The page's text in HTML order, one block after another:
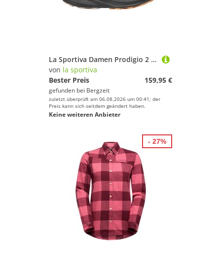
La Sportiva Damen Prodigio 2 Schuhe
von la sportiva
Bester Preis
159,95 €
gefunden bei Bergzeit
zuletzt überprüft am 06.08.2026 um 00:41; der
Preis kann sich seitdem geändert haben.
Keine weiteren Anbieter
- 27%